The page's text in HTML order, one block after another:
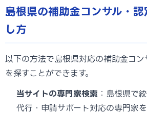
島根県の補助金コンサル・
し方
以下の方法で島根県対応の補助金コン
を探すことができます。
当サイトの専門家検索 ：島根県で
代行・申請サポート対応の専門家